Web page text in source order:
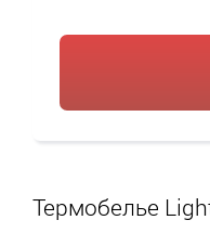
Термобелье